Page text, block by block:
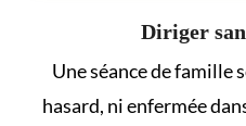
Diriger
Une séance de famille
hasard, ni enfermée